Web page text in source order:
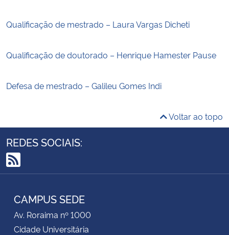
Qualificação de mestrado – Laura Vargas Dicheti
Qualificação de doutorado – Henrique Hamester Pause
Defesa de mestrado – Galileu Gomes Indi
Voltar ao topo
REDES SOCIAIS:
RSS
CAMPUS SEDE
Av. Roraima nº 1000
Cidade Universitária